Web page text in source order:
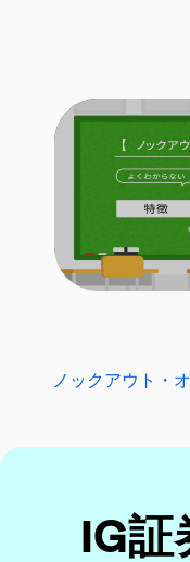
ノックアウト・
IG証